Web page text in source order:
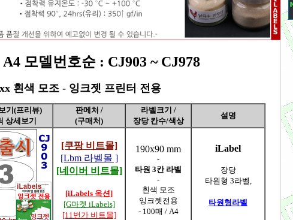
모델번호순 : CJ903 ~ CJ978
흰색 모조 - 잉크젯 프린터 전용
기(프리뷰)
상세보기
판메처 /
(구매처)
라벨크기 /
장당 칸수/색상
설명
[쿠팡 비트몰]
[Lbm 라벨몰 ]
[네이버 비트몰]
[iLabels 옥션]
[G마켓 iLabels]
[11번가 비트몰]
190x90 mm
-
타원 3칸 라벨
-
흰색 모조
잉크젯전용
- 100매 / A4
iLabel
장당
타원형 3라벨,
타원형라벨